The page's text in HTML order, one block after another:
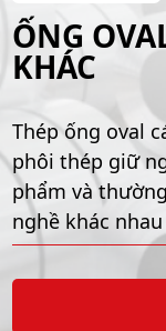
ỐNG
KHÁC
Thép ống oval
phôi thép giữ
phẩm và
nghề khác nhau